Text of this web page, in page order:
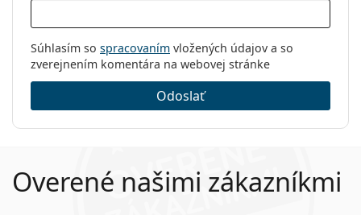
Súhlasím so spracovaním vložených údajov a so
zverejnením komentára na webovej stránke
Odoslať
Overené našimi zákazníkmi